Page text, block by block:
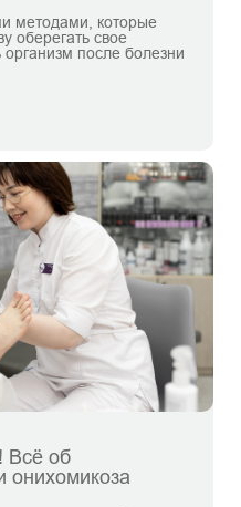
методами, которые
оберегать свое
организм после болезни
Всё об
онихомикоза